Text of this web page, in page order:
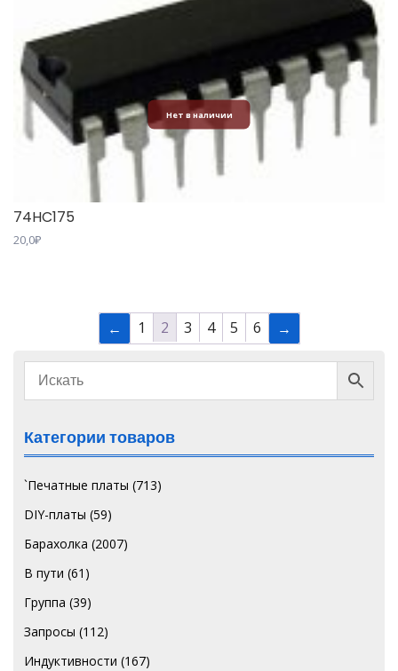
Нет в наличии
74HC175
20,0₽
← 1 2 3 4 5 6 →
Категории товаров
`Печатные платы (713)
DIY-платы (59)
Барахолка (2007)
В пути (61)
Группа (39)
Запросы (112)
Индуктивности (167)